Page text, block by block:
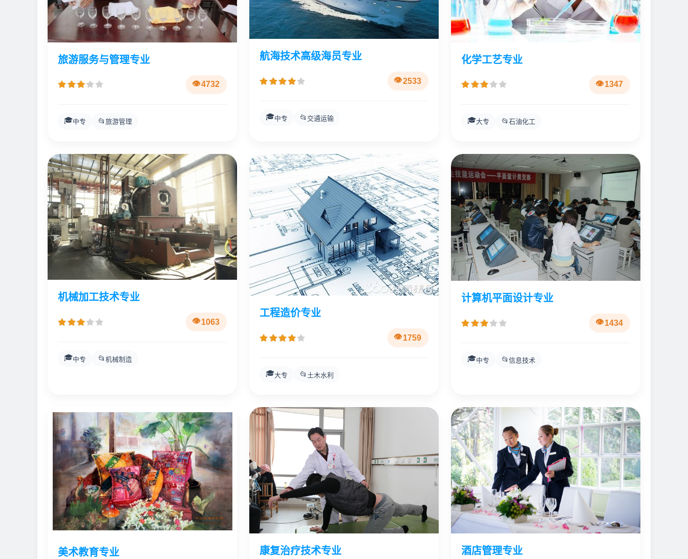
旅游服务与管理专业
4732
🎓中专 📂 旅游管理
航海技术高级海员专业
2533
🎓中专 📂 交通运输
化学工艺专业
1347
🎓大专 📂 石油化工
机械加工技术专业
1063
🎓中专 📂 机械制造
工程造价专业
1759
🎓大专 📂 土木水利
计算机平面设计专业
1434
🎓中专 📂 信息技术
美术教育专业 康复治疗技术专业 酒店管理专业